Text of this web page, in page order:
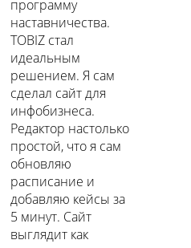
программу
наставничества.
TOBIZ стал
идеальным
решением. Я сам
сделал сайт для
инфобизнеса.
Редактор настолько
простой, что я сам
обновляю
расписание и
добавляю кейсы за
5 минут. Сайт
выглядит как